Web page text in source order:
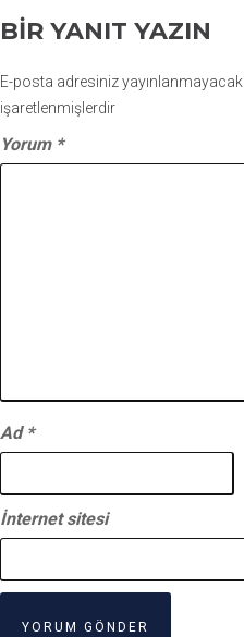
BIR YANIT YAZIN
E-posta adresiniz yayınlanmayacak.
işaretlenmişlerdir
Yorum *
Ad *
İnternet sitesi